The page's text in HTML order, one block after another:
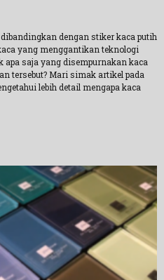
dengan stiker kaca putih
yang menggantikan teknologi
apa saja yang disempurnakan kaca
tersebut? Mari simak artikel pada
lebih detail mengapa kaca